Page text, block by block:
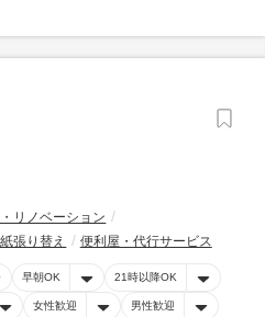
リノベーション
張り替え 便利屋・代行サービス
早朝OK 21時以降OK
女性歓迎 男性歓迎